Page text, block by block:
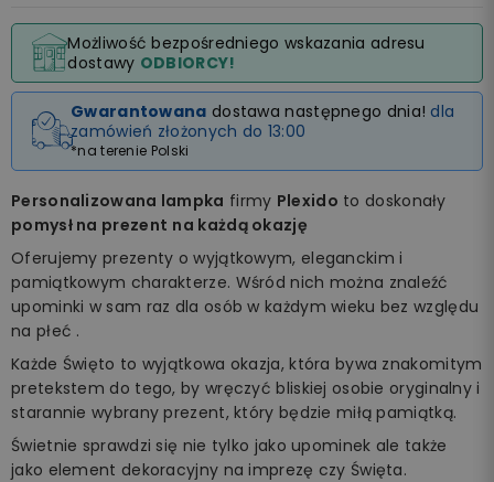
Możliwość bezpośredniego wskazania adresu
dostawy ODBIORCY!
Gwarantowana dostawa następnego dnia! dla
zamówień złożonych do 13:00
*na terenie Polski
Personalizowana lampka firmy Plexido to doskonały
pomysł na prezent na każdą okazję
Oferujemy prezenty o wyjątkowym, eleganckim i
pamiątkowym charakterze. Wśród nich można znaleźć
upominki w sam raz dla osób w każdym wieku bez względu
na płeć .
Każde Święto to wyjątkowa okazja, która bywa znakomitym
pretekstem do tego, by wręczyć bliskiej osobie oryginalny i
starannie wybrany prezent, który będzie miłą pamiątką.
Świetnie sprawdzi się nie tylko jako upominek ale także
jako element dekoracyjny na imprezę czy Święta.